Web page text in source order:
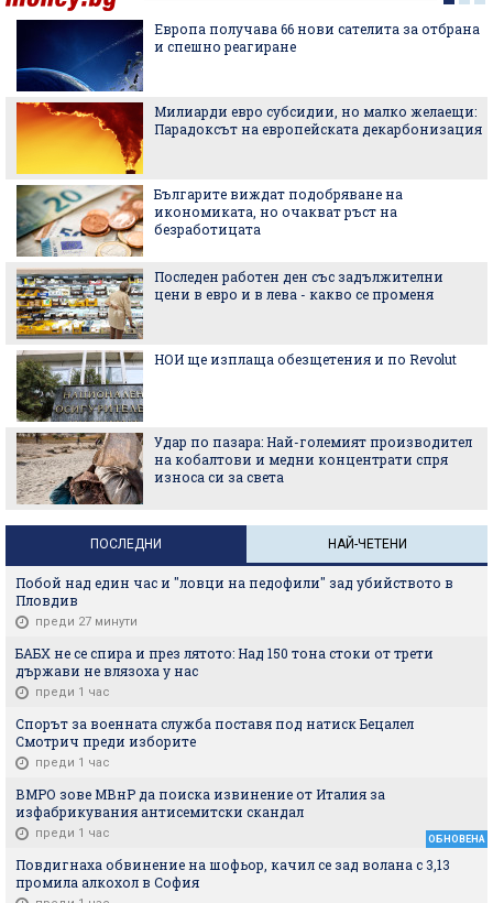
Европа получава 66 нови сателита за отбрана
и спешно реагиране
Милиарди евро субсидии, но малко желаещи:
Парадоксът на европейската декарбонизация
Българите виждат подобряване на
икономиката, но очакват ръст на
безработицата
Последен работен ден със задължителни
цени в евро и в лева - какво се променя
НОИ ще изплаща обезщетения и по Revolut
Удар по пазара: Най-големият производител
на кобалтови и медни концентрати спря
износа си за света
ПОСЛЕДНИ НАЙ-ЧЕТЕНИ
Побой над един час и "ловци на педофили" зад убийството в
Пловдив
преди 27 минути
БАБХ не се спира и през лятото: Над 150 тона стоки от трети
държави не влязоха у нас
преди 1 час
Спорът за военната служба поставя под натиск Бецалел
Смотрич преди изборите
преди 1 час
ВМРО зове МВнР да поиска извинение от Италия за
изфабрикувания антисемитски скандал
преди 1 час ОБНОВЕНА
Повдигнаха обвинение на шофьор, качил се зад волана с 3,13
промила алкохол в София